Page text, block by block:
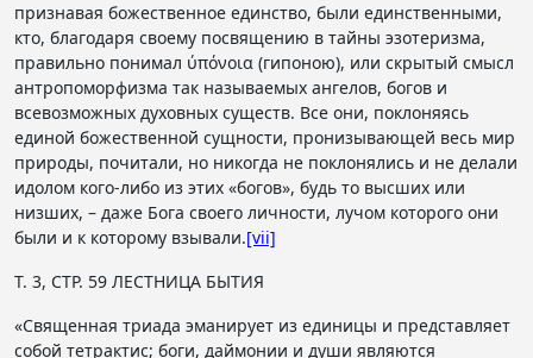
признавая божественное единство, были единственными,
кто, благодаря своему посвящению в тайны эзотеризма,
правильно понимал ύπόνοια (гипоною), или скрытый смысл
антропоморфизма так называемых ангелов, богов и
всевозможных духовных существ. Все они, поклоняясь
единой божественной сущности, пронизывающей весь мир
природы, почитали, но никогда не поклонялись и не делали
идолом кого-либо из этих «богов», будь то высших или
низших, – даже Бога своего личности, лучом которого они
были и к которому взывали.[vii]
Т. 3, СТР. 59 ЛЕСТНИЦА БЫТИЯ
«Священная триада эманирует из единицы и представляет
собой тетрактис; боги, даймонии и души являются